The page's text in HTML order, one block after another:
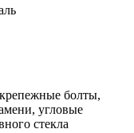
болты,
угловые
стекла